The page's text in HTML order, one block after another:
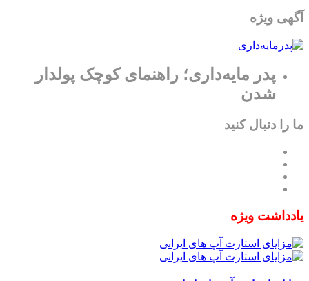
آگهی ویژه
پدر مایه‌داری؛ راهنمای کوچک پولدار
شدن
ما را دنبال کنید
یادداشت ویژه